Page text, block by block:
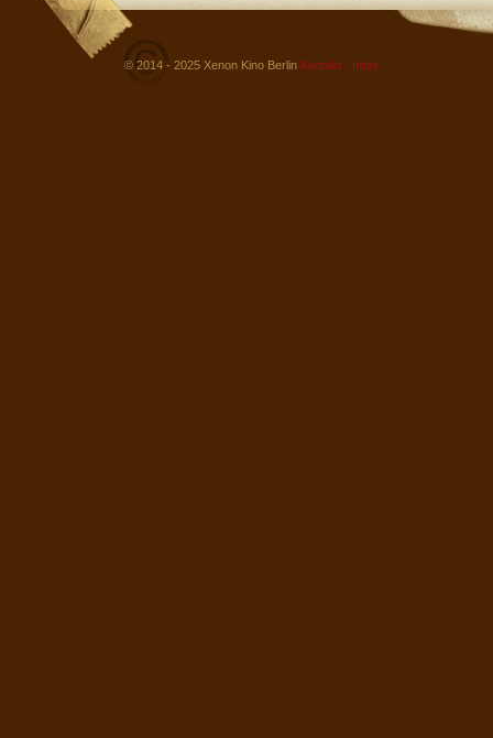
© 2014 - 2025 Xenon Kino Berlin Kontakt - Infos